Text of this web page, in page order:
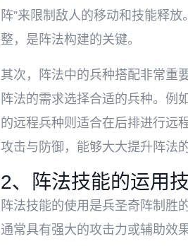
阵”来限制敌人的移动和技能释
整，是阵法构建的关键。
其次，阵法中的兵种搭配非常重
阵法的需求选择合适的兵种。例
的远程兵种则适合在后排进行远
攻击与防御，能够大大提升阵法
2、阵法技能的运用
阵法技能的使用是兵圣奇阵制胜
通常具有强大的攻击力或辅助效